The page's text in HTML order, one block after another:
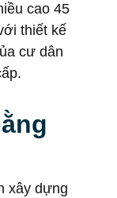
cao 45
thiết kế
cư dân
xây dựng